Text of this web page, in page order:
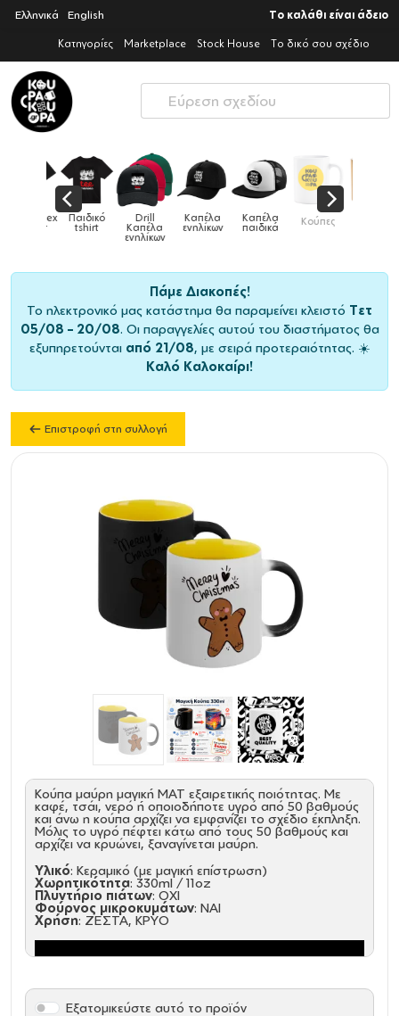
Ελληνικά English Το καλάθι είναι άδειο
Κατηγορίες Marketplace Stock House Το δικό σου σχέδιο
Drill
Καπέλα
Καπέλα
ενηλίκων
Καπέλα
παιδικά Κούπες Κούπες
ειδικές
Πάμε Διακοπές!
Το ηλεκτρονικό μας κατάστημα θα παραμείνει κλειστό Τετ
05/08 – 20/08. Οι παραγγελίες αυτού του διαστήματος θα
εξυπηρετούνται από 21/08, με σειρά προτεραιότητας. ☀️
Καλό Καλοκαίρι!
Επιστροφή στη συλλογή
Κούπα μαύρη μαγική ΜΑΤ εξαιρετικής ποιότητας. Με
καφέ, τσάι, νερό ή οποιοδήποτε υγρό από 50 βαθμούς
και άνω η κούπα αρχίζει να εμφανίζει το σχέδιο έκπληξη.
Μόλις το υγρό πέφτει κάτω από τους 50 βαθμούς και
αρχίζει να κρυώνει, ξαναγίνεται μαύρη.
Υλικό: Κεραμικό (με μαγική επίστρωση)
Χωρητικότητα: 330ml / 11oz
Πλυντήριο πιάτων: ΟΧΙ
Φούρνος μικροκυμάτων: ΝΑΙ
Χρήση: ΖΕΣΤΑ, ΚΡΥΟ
Εξατομικεύστε αυτό το προϊόν